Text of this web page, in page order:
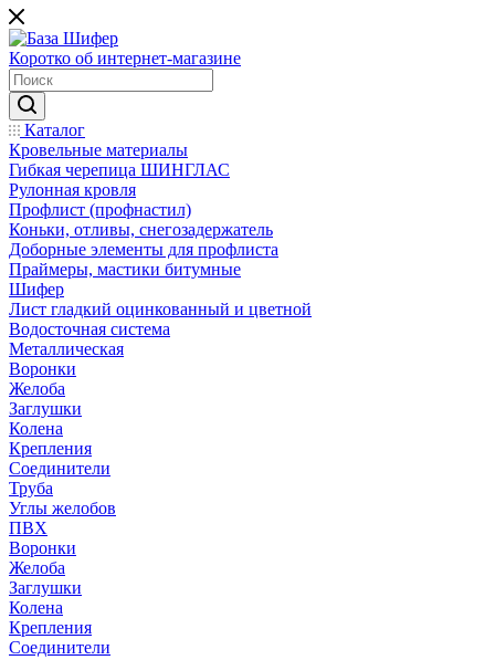
Коротко об интернет-магазине
Каталог
Кровельные материалы
Гибкая черепица ШИНГЛАС
Рулонная кровля
Профлист (профнастил)
Коньки, отливы, снегозадержатель
Доборные элементы для профлиста
Праймеры, мастики битумные
Шифер
Лист гладкий оцинкованный и цветной
Водосточная система
Металлическая
Воронки
Желоба
Заглушки
Колена
Крепления
Соединители
Труба
Углы желобов
ПВХ
Воронки
Желоба
Заглушки
Колена
Крепления
Соединители